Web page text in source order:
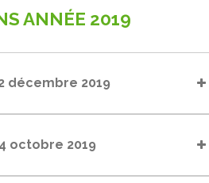
ANNÉE 2019
décembre 2019
octobre 2019